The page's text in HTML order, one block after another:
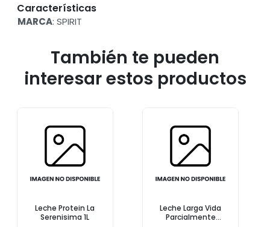
Características
MARCA: SPIRIT
También te pueden
interesar estos productos
Leche Protein La
Serenisima 1L
Leche Larga Vida
Parcialmente